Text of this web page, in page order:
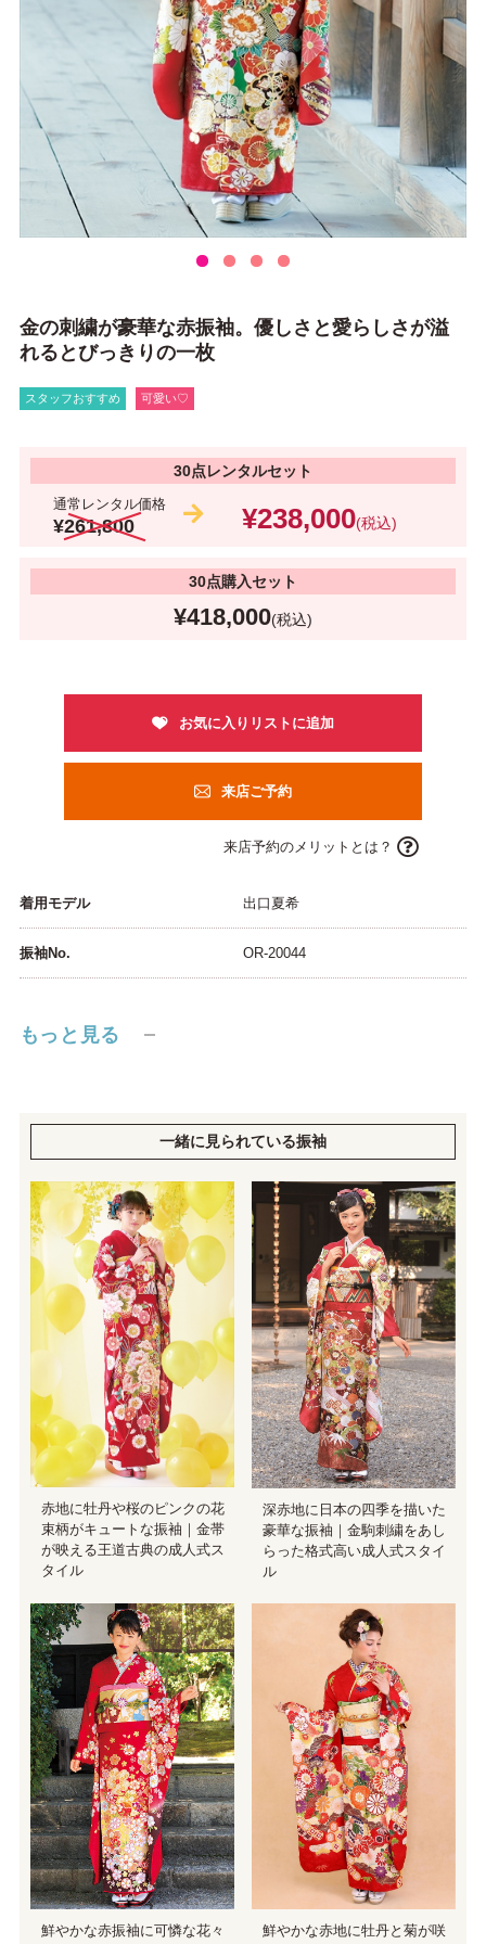
金の刺繍が豪華な赤振袖。優しさと愛らしさが溢
れるとびっきりの一枚
スタッフおすすめ 可愛い♡
30点レンタルセット
通常レンタル価格
¥261,800 ¥238,000(税込)
30点購入セット
¥418,000(税込)
来店ご予約
来店予約のメリットとは？
着用モデル 出口夏希
振袖No. OR-20044
もっと見る
一緒に見られている振袖
赤地に牡丹や桜のピンクの花
束柄がキュートな振袖｜金帯
が映える王道古典の成人式ス
タイル
深赤地に日本の四季を描いた
豪華な振袖｜金駒刺繍をあし
らった格式高い成人式スタイ
ル
鮮やかな赤振袖に可憐な花々
鮮やかな赤地に牡丹と菊が咲